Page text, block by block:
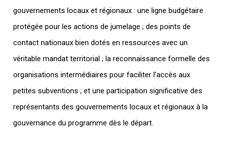
gouvernements locaux et régionaux : une ligne budgétaire
protégée pour les actions de jumelage ; des points de
contact nationaux bien dotés en ressources avec un
véritable mandat territorial ; la reconnaissance formelle des
organisations intermédiaires pour faciliter l’accès aux
petites subventions ; et une participation significative des
représentants des gouvernements locaux et régionaux à la
gouvernance du programme dès le départ.